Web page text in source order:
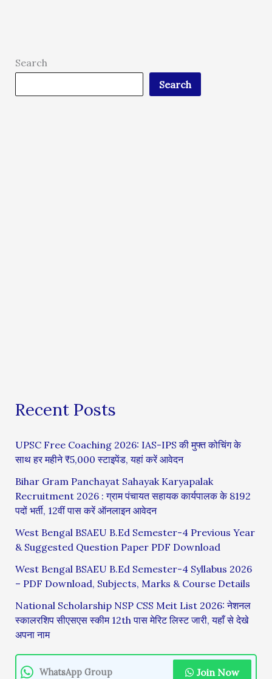
Search
Search
Recent Posts
UPSC Free Coaching 2026: IAS-IPS की मुफ्त कोचिंग के
साथ हर महीने ₹5,000 स्टाइपेंड, यहां करें आवेदन
Bihar Gram Panchayat Sahayak Karyapalak
Recruitment 2026 : ग्राम पंचायत सहायक कार्यपालक के 8192
पदों भर्ती, 12वीं पास करें ऑनलाइन आवेदन
West Bengal BSAEU B.Ed Semester-4 Previous Year
& Suggested Question Paper PDF Download
West Bengal BSAEU B.Ed Semester-4 Syllabus 2026
– PDF Download, Subjects, Marks & Course Details
National Scholarship NSP CSS Meit List 2026: नेशनल
स्कालरशिप सीएसएस स्कीम 12th पास मेरिट लिस्ट जारी, यहाँ से देखे
अपना नाम
WhatsApp Group Join Now